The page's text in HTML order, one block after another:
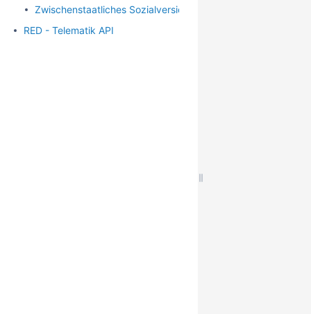
Zwischenstaatliches Sozialversicherungsabkommen (SVA)
RED - Telematik API